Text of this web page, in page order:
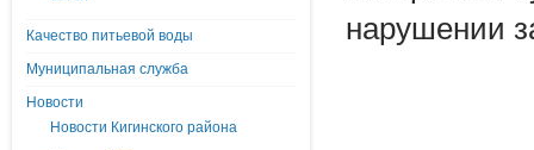
Качество питьевой воды
Муниципальная служба
Новости
Новости Кигинского района
нарушении